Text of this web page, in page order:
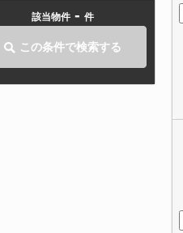
該当物件 - 件
この条件で検索する